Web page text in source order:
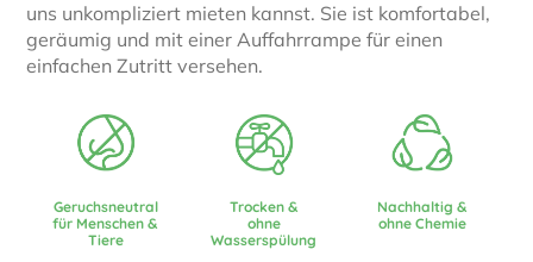
uns unkompliziert mieten kannst. Sie ist komfortabel,
geräumig und mit einer Auffahrrampe für einen
einfachen Zutritt versehen.
Geruchsneutral
für Menschen &
Tiere
Trocken &
ohne
Wasserspülung
Nachhaltig &
ohne Chemie